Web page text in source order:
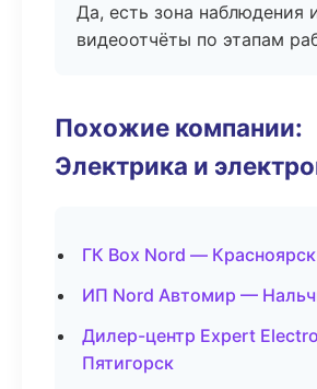
Да, есть зона наблюдения
видеоотчёты по этапам
Похожие компании:
Электрика и
ГК Box Nord — Красноярск
ИП Nord Автомир —
Дилер-центр Expert
Пятигорск